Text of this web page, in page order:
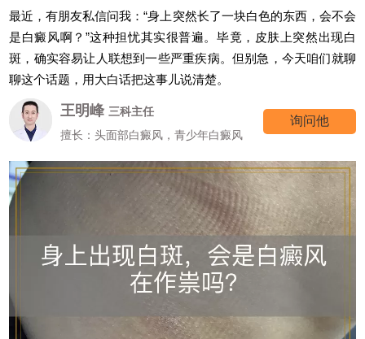
最近，有朋友私信问我：“身上突然长了一块白色的东西，会不会
是白癜风啊？”这种担忧其实很普遍。毕竟，皮肤上突然出现白
斑，确实容易让人联想到一些严重疾病。但别急，今天咱们就聊
聊这个话题，用大白话把这事儿说清楚。
王明峰 三科主任
擅长：头面部白癜风，青少年白癜风
询问他